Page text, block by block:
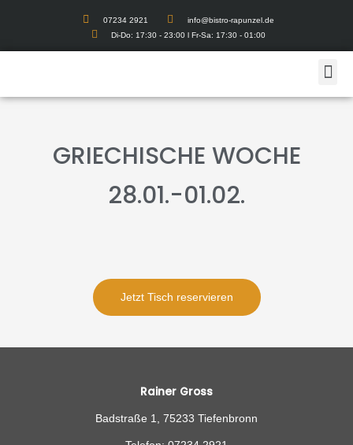
07234 2921
info@bistro-rapunzel.de
Di-Do: 17:30 - 23:00 l Fr-Sa: 17:30 - 01:00
GRIECHISCHE WOCHE
28.01.-01.02.
Jetzt Tisch reservieren
Rainer Gross
Badstraße 1, 75233 Tiefenbronn